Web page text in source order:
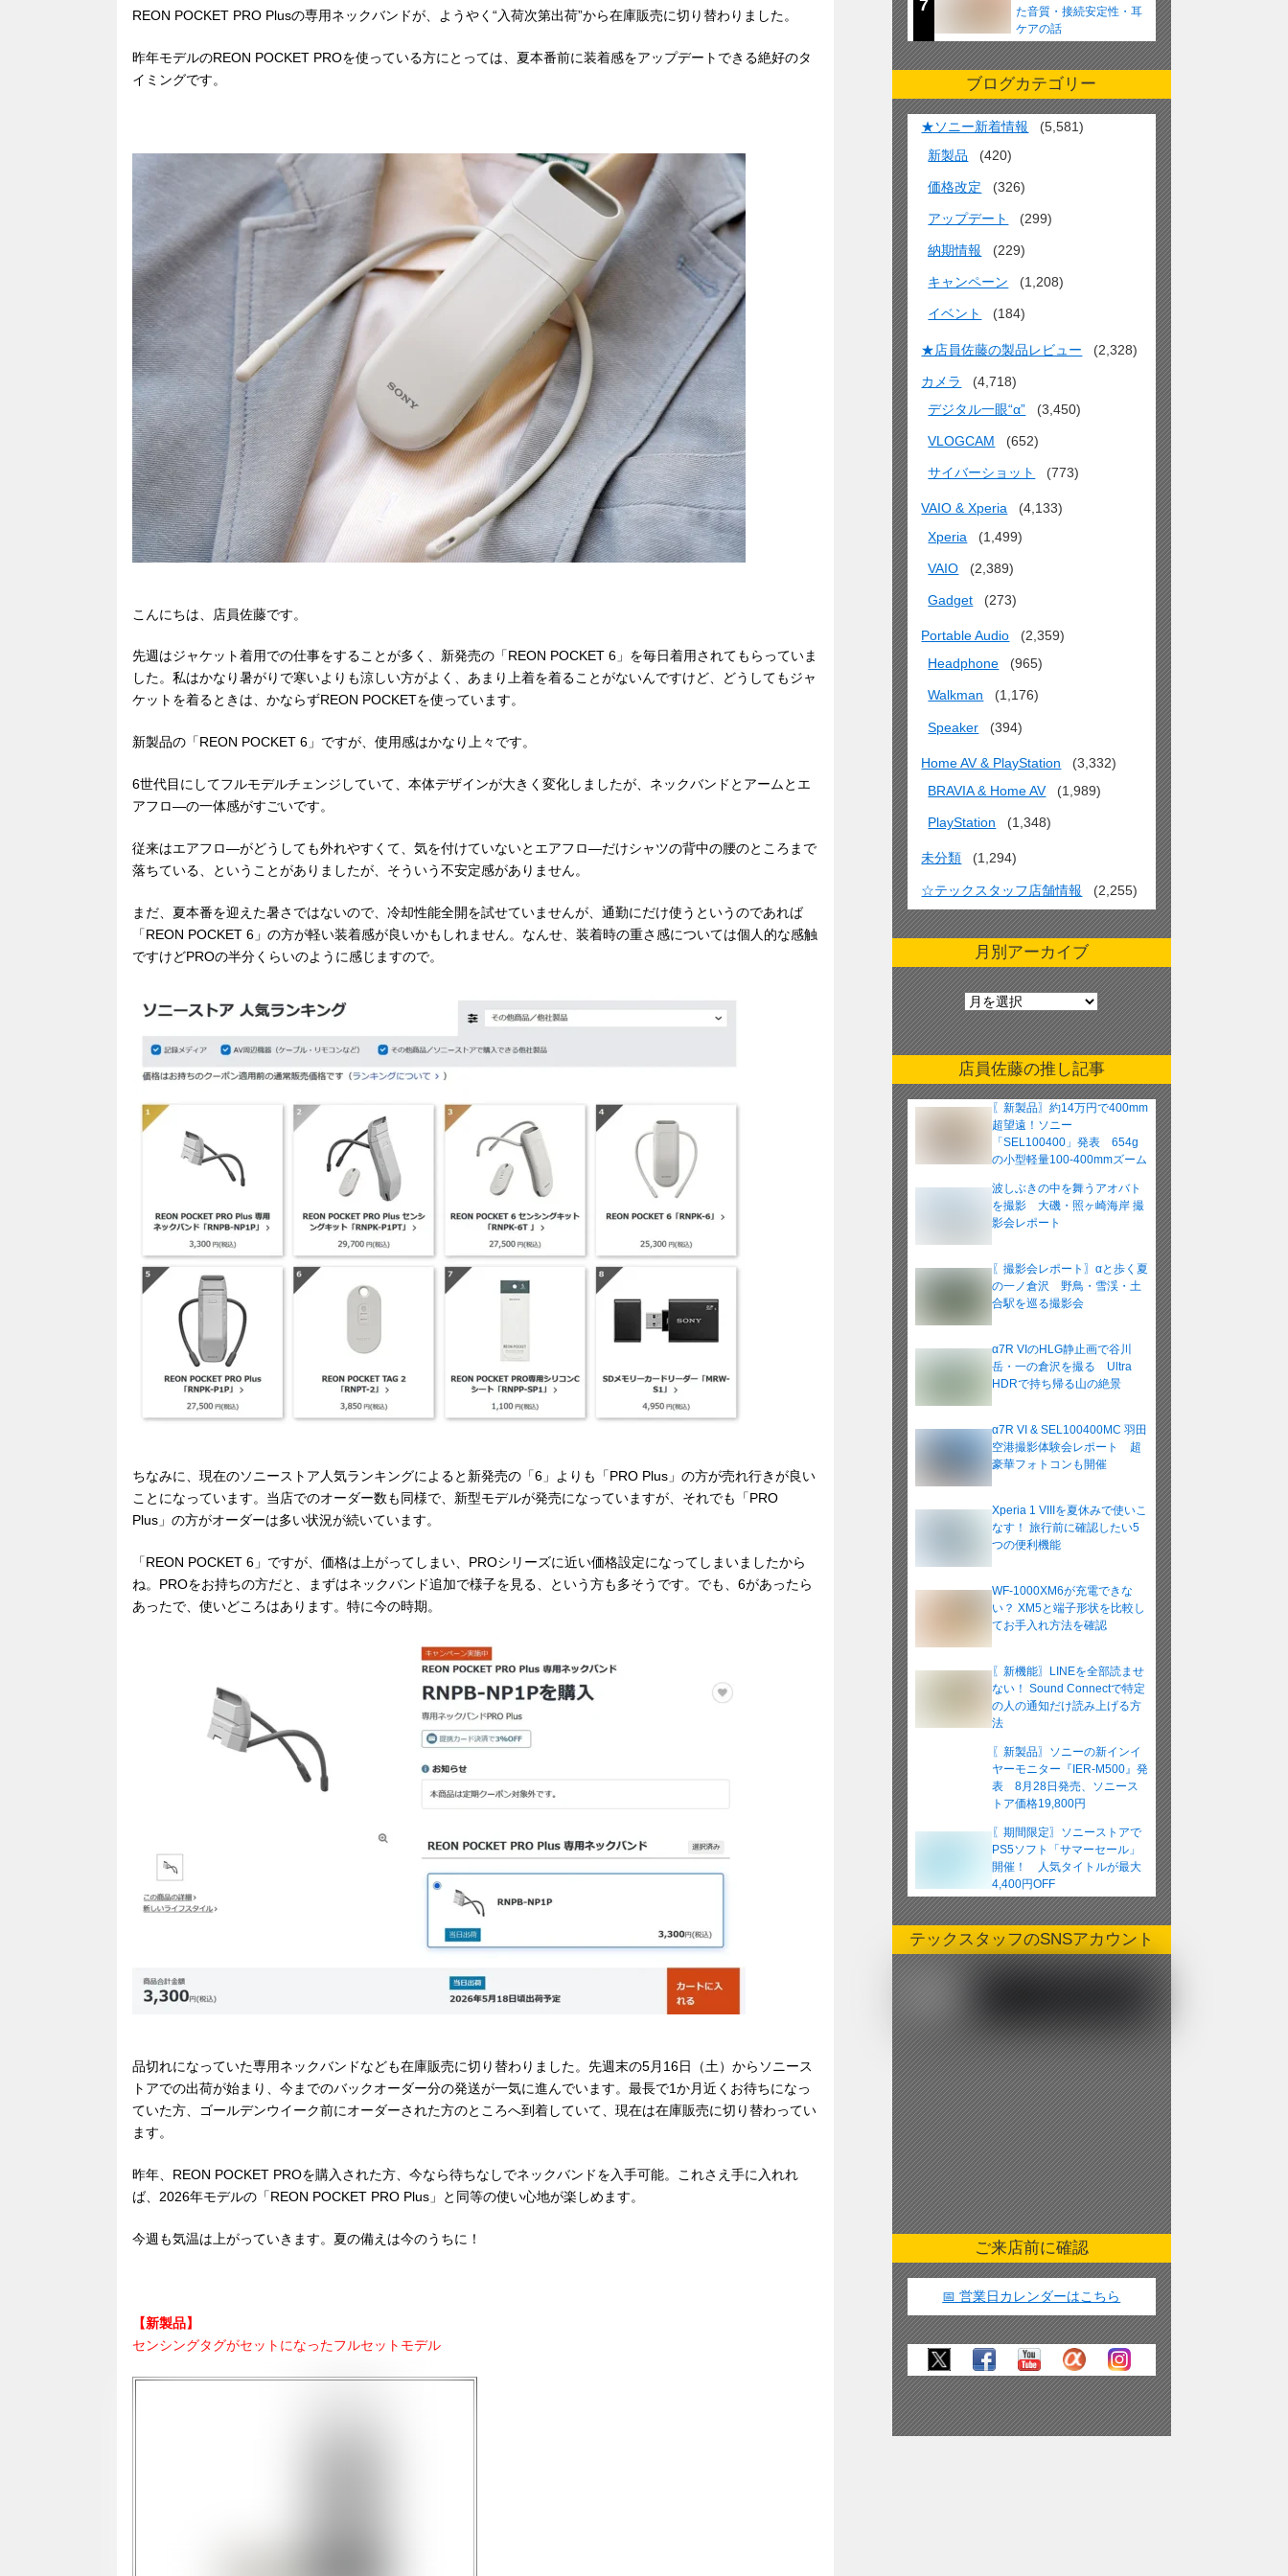
REON POCKET PRO Plusの専用ネックバンドが、ようやく“入荷次第出荷”から在庫販売に切り替わりました。
昨年モデルのREON POCKET PROを使っている方にとっては、夏本番前に装着感をアップデートできる絶好のタ
イミングです。
こんにちは、店員佐藤です。
先週はジャケット着用での仕事をすることが多く、新発売の「REON POCKET 6」を毎日着用されてもらっていま
した。私はかなり暑がりで寒いよりも涼しい方がよく、あまり上着を着ることがないんですけど、どうしてもジャ
ケットを着るときは、かならずREON POCKETを使っています。
新製品の「REON POCKET 6」ですが、使用感はかなり上々です。
6世代目にしてフルモデルチェンジしていて、本体デザインが大きく変化しましたが、ネックバンドとアームとエ
アフロ―の一体感がすごいです。
従来はエアフロ―がどうしても外れやすくて、気を付けていないとエアフロ―だけシャツの背中の腰のところまで
落ちている、ということがありましたが、そういう不安定感がありません。
まだ、夏本番を迎えた暑さではないので、冷却性能全開を試せていませんが、通勤にだけ使うというのであれば
「REON POCKET 6」の方が軽い装着感が良いかもしれません。なんせ、装着時の重さ感については個人的な感触
ですけどPROの半分くらいのように感じますので。
ちなみに、現在のソニーストア人気ランキングによると新発売の「6」よりも「PRO Plus」の方が売れ行きが良い
ことになっています。当店でのオーダー数も同様で、新型モデルが発売になっていますが、それでも「PRO
Plus」の方がオーダーは多い状況が続いています。
「REON POCKET 6」ですが、価格は上がってしまい、PROシリーズに近い価格設定になってしまいましたから
ね。PROをお持ちの方だと、まずはネックバンド追加で様子を見る、という方も多そうです。でも、6があったら
あったで、使いどころはあります。特に今の時期。
品切れになっていた専用ネックバンドなども在庫販売に切り替わりました。先週末の5月16日（土）からソニース
トアでの出荷が始まり、今までのバックオーダー分の発送が一気に進んでいます。最長で1か月近くお待ちになっ
ていた方、ゴールデンウイーク前にオーダーされた方のところへ到着していて、現在は在庫販売に切り替わってい
ます。
昨年、REON POCKET PROを購入された方、今なら待ちなしでネックバンドを入手可能。これさえ手に入れれ
ば、2026年モデルの「REON POCKET PRO Plus」と同等の使い心地が楽しめます。
今週も気温は上がっていきます。夏の備えは今のうちに！
【新製品】
センシングタグがセットになったフルセットモデル
7
た音質・接続安定性・耳
ケアの話
ブログカテゴリー
★ソニー新着情報
(5,581)
新製品
(420)
価格改定 (326)
アップデート (299)
納期情報 (229)
キャンペーン (1,208)
イベント (184)
★店員佐藤の製品レビュー (2,328)
カメラ
(4,718)
デジタル一眼“α”
(3,450)
VLOGCAM (652)
サイバーショット (773)
VAIO & Xperia
(4,133)
Xperia
(1,499)
VAIO (2,389)
Gadget (273)
Portable Audio
(2,359)
Headphone
(965)
Walkman (1,176)
Speaker (394)
Home AV & PlayStation
(3,332)
BRAVIA & Home AV
(1,989)
PlayStation (1,348)
未分類 (1,294)
☆テックスタッフ店舗情報 (2,255)
月別アーカイブ
月
別
ア
ー
カ
イ
店員佐藤の推し記事
〖新製品〗約14万円で400mm
超望遠！ソニー
「SEL100400」発表 654g
の小型軽量100-400mmズーム
波しぶきの中を舞うアオバト
を撮影 大磯・照ヶ崎海岸 撮
影会レポート
〖撮影会レポート〗αと歩く夏
の一ノ倉沢 野鳥・雪渓・土
合駅を巡る撮影会
α7R VIのHLG静止画で谷川
岳・一の倉沢を撮る Ultra
HDRで持ち帰る山の絶景
α7R VI & SEL100400MC 羽田
空港撮影体験会レポート 超
豪華フォトコンも開催
Xperia 1 VIIIを夏休みで使いこ
なす！ 旅行前に確認したい5
つの便利機能
WF-1000XM6が充電できな
い？ XM5と端子形状を比較し
てお手入れ方法を確認
〖新機能〗LINEを全部読ませ
ない！ Sound Connectで特定
の人の通知だけ読み上げる方
法
〖新製品〗ソニーの新インイ
ヤーモニター『IER-M500』発
表 8月28日発売、ソニース
トア価格19,800円
〖期間限定〗ソニーストアで
PS5ソフト「サマーセール」
開催！ 人気タイトルが最大
4,400円OFF
テックスタッフのSNSアカウント
ご来店前に確認
📅 営業日カレンダーはこちら